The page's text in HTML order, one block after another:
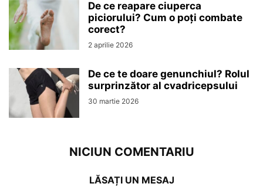
De ce reapare ciuperca
piciorului? Cum o poți combate
corect?
2 aprilie 2026
De ce te doare genunchiul? Rolul
surprinzător al cvadricepsului
30 martie 2026
NICIUN COMENTARIU
LĂSAȚI UN MESAJ